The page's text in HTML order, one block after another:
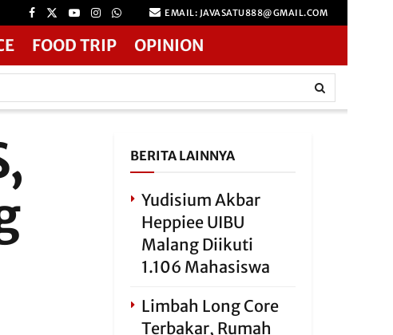
EMAIL: JAVASATU888@GMAIL.COM
FOOD TRIP OPINION
BERITA LAINNYA
Yudisium Akbar
Heppiee UIBU
Malang Diikuti
1.106 Mahasiswa
Limbah Long Core
Terbakar, Rumah